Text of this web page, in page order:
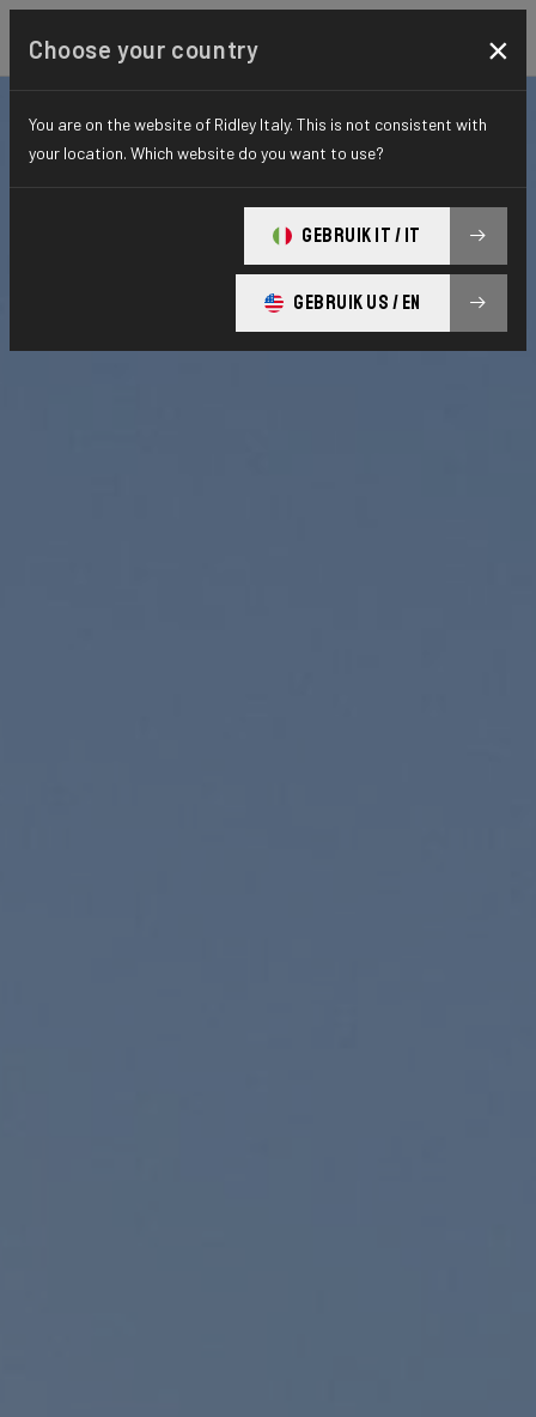
Choose your country ×
You are on the website of Ridley Italy. This is not consistent with
your location. Which website do you want to use?
GEBRUIK IT / IT
GEBRUIK US / EN